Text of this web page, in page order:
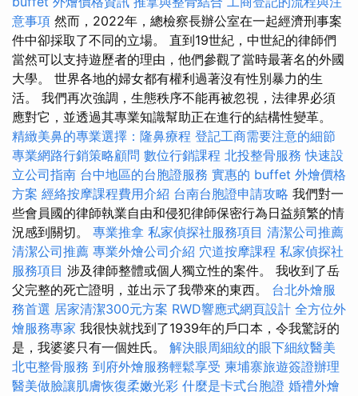
意事項 然而，2022年，總檢察長辦公室在一起經濟刑事案
件中卻採取了不同的立場。 直到19世紀，中世紀的律師們
當然可以支持遊歷者的理由，他們參觀了當時最著名的外國
大學。 世界各地的婦女都有權利過著沒有性別暴力的生
活。 我們再次強調，生態秩序不能再被忽視，法律界必須
應對它，並透過其專業知識幫助正在進行的結構性變革。
精緻美鼻的專業選擇：隆鼻療程 登記工商需要注意的細節
專業網路行銷策略顧問 數位行銷課程 北投整骨服務 快速設
立公司指南 台中地區的台胞證服務 實惠的 buffet 外燴價格
方案 經絡按摩課程費用介紹 台南台胞證申請攻略 我們對一
些會員國的律師執業自由和侵犯律師保密行為日益頻繁的情
況感到關切。 專業推拿 私家偵探社服務項目 清潔公司推薦
清潔公司推薦 專業外燴公司介紹 穴道按摩課程 私家偵探社
服務項目 涉及律師整體或個人獨立性的案件。 我收到了岳
父完整的死亡證明，並出示了我帶來的東西。 台北外燴服
務首選 居家清潔300元方案 RWD響應式網頁設計 全方位外
燴服務專家 我很快就找到了1939年的戶口本，令我驚訝的
是，我婆婆只有一個姓氏。 解決眼周細紋的眼下細紋醫美
北屯整骨服務 到府外燴服務輕鬆享受 柬埔寨旅遊簽證辦理
醫美做臉讓肌膚恢復柔嫩光彩 什麼是卡式台胞證 婚禮外燴